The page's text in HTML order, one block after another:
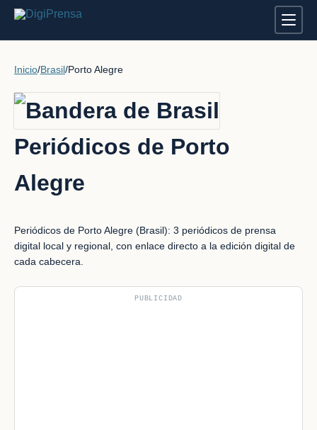
Inicio/Brasil/Porto Alegre
Periódicos de Porto
Alegre
Periódicos de Porto Alegre (Brasil): 3 periódicos de prensa
digital local y regional, con enlace directo a la edición digital de
cada cabecera.
PUBLICIDAD